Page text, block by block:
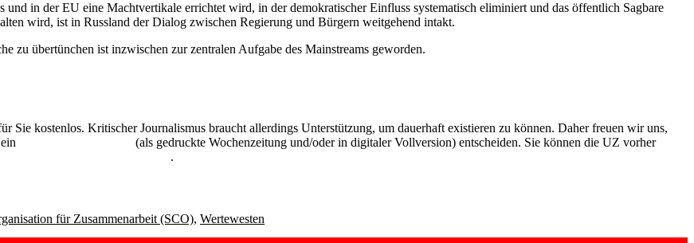
und in der EU eine Machtvertikale errichtet wird, in der demokratischer Einfluss systematisch eliminiert und das öffentlich Sagbare
wird, ist in Russland der Dialog zwischen Regierung und Bürgern weitgehend intakt.
zu übertünchen ist inzwischen zur zentralen Aufgabe des Mainstreams geworden.
Sie kostenlos. Kritischer Journalismus braucht allerdings Unterstützung, um dauerhaft existieren zu können. Daher freuen wir uns,
(als gedruckte Wochenzeitung und/oder in digitaler Vollversion) entscheiden. Sie können die UZ vorher
.
für Zusammenarbeit (SCO), Wertewesten